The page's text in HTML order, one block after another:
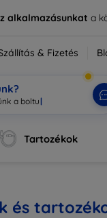
alkalmazásunkata
& Fizetés
Tartozékok
és